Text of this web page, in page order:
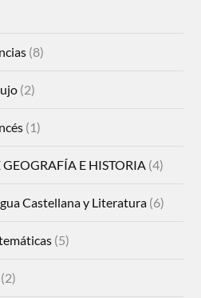
(8)
(2)
(1)
E HISTORIA (4)
Castellana y Literatura (6)
(5)
(2)